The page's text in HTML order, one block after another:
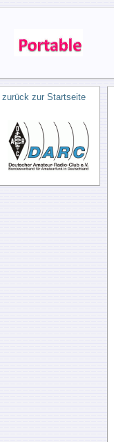
zurück zur Startseite